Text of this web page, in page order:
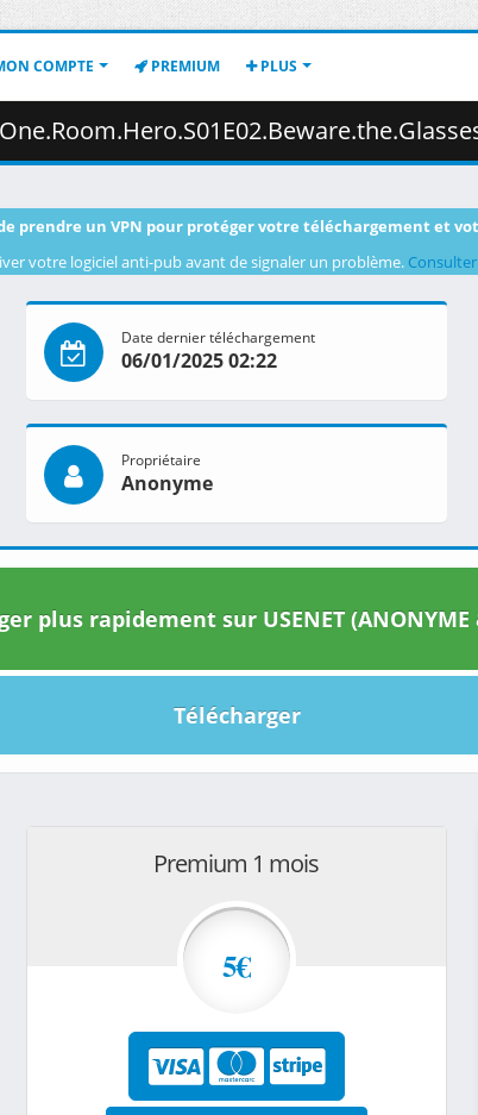
COMPTE PREMIUM PLUS
DL.DDP2.0.H.264.DUAL-
prendre un VPN pour protéger votre téléchargement et
votre logiciel anti-pub avant de signaler un problème.
Date dernier téléchargement
06/01/2025 02:22
Propriétaire
Anonyme
plus rapidement sur USENET (ANONYME
Télécharger
Premium 1 mois
5€